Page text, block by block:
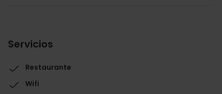
Servicios
Restaurante
Wifi